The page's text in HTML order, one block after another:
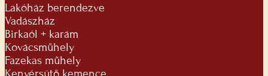
Lakóház berendezve
Vadászház
Birkaól + karám
Kovácsműhely
Fazekas műhely